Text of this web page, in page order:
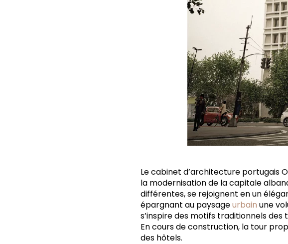
Le cabinet d’architecture portugais
la modernisation de la capitale
différentes, se rejoignent en un
épargnant au paysageurbain une
s’inspire des motifs traditionnels des
En cours de construction, la tour
des hôtels.